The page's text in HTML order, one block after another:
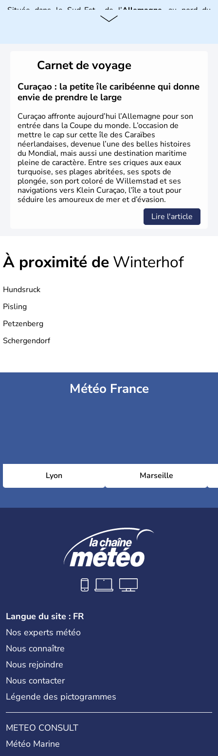
Située dans le Sud-Est de l’Allemagne , au nord du
fait partie des seize
conservateur.Carnet de voyage
Curaçao : la petite île caribéenne qui donne
envie de prendre le large
Curaçao affronte aujourd’hui l’Allemagne pour son
entrée dans la Coupe du monde. L’occasion de
mettre le cap sur cette île des Caraïbes
néerlandaises, devenue l’une des belles histoires
du Mondial, mais aussi une destination maritime
pleine de caractère. Entre ses criques aux eaux
turquoise, ses plages abritées, ses spots de
plongée, son port coloré de Willemstad et ses
navigations vers Klein Curaçao, l’île a tout pour
séduire les amoureux de mer et d’évasion.
Lire l'article
À proximité de Winterhof
Hundsruck
Pisling
Petzenberg
Schergendorf
Météo France
Lyon Marseille
Langue du site : FR
Nos experts météo
Nous connaître
Nous rejoindre
Nous contacter
Légende des pictogrammes
METEO CONSULT
Météo Marine